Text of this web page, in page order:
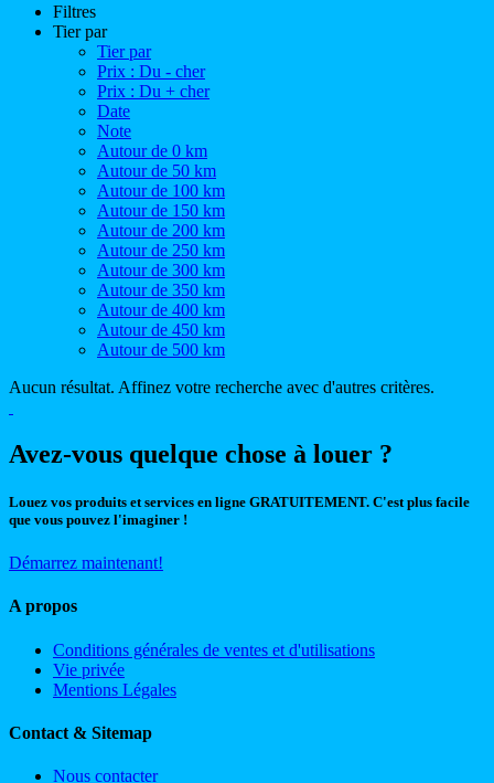
Filtres
Tier par
Tier par
Prix : Du - cher
Prix : Du + cher
Date
Note
Autour de 0 km
Autour de 50 km
Autour de 100 km
Autour de 150 km
Autour de 200 km
Autour de 250 km
Autour de 300 km
Autour de 350 km
Autour de 400 km
Autour de 450 km
Autour de 500 km
Aucun résultat. Affinez votre recherche avec d'autres critères.
Avez-vous quelque chose à louer ?
Louez vos produits et services en ligne GRATUITEMENT. C'est plus facile
que vous pouvez l'imaginer !
Démarrez maintenant!
A propos
Conditions générales de ventes et d'utilisations
Vie privée
Mentions Légales
Contact & Sitemap
Nous contacter